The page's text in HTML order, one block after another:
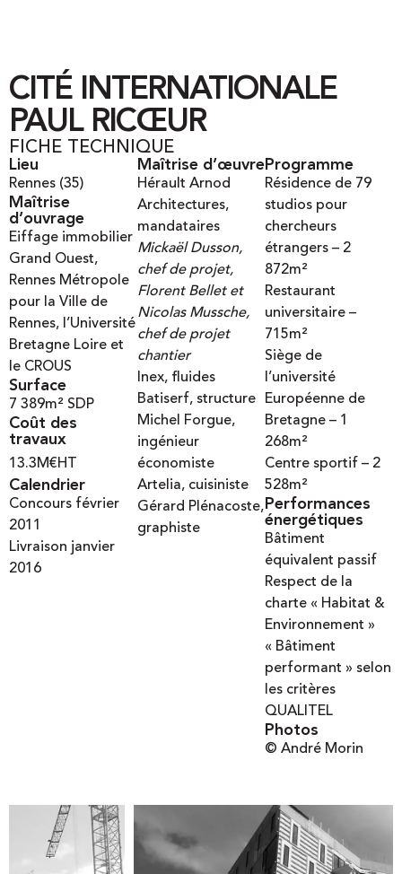
CITÉ INTERNATIONALE
PAUL RICŒUR
FICHE TECHNIQUE
Lieu
Rennes (35)
Maîtrise
d’ouvrage
Eiffage immobilier
Grand Ouest,
Rennes Métropole
pour la Ville de
Rennes, l’Université
Bretagne Loire et
le CROUS
Surface
m² SDP
7 389
Coût des
travaux
13.3M€HT
Calendrier
Concours février
2011
Livraison janvier
2016
Maîtrise d’œuvre
Hérault Arnod
Architectures,
mandataires
Mickaël Dusson,
chef de projet,
Florent Bellet et
Nicolas Mussche,
chef de projet
chantier
Inex, fluides
Batiserf, structure
Michel Forgue,
ingénieur
économiste
Artelia, cuisiniste
Gérard Plénacoste,
graphiste
Programme
Résidence de 79
studios pour
chercheurs
étrangers – 2
872m²
Restaurant
universitaire –
715m²
Siège de
l’université
Européenne de
Bretagne – 1
268m²
Centre sportif – 2
528m²
Performances
énergétiques
Bâtiment
équivalent passif
Respect de la
charte « Habitat &
Environnement »
« Bâtiment
performant » selon
les critères
QUALITEL
Photos
© André Morin